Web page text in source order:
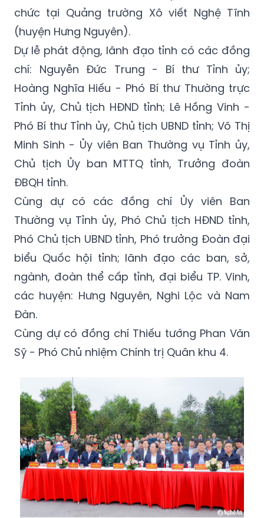
chức tại Quảng trường Xô viết Nghệ Tĩnh
(huyện Hưng Nguyên).
Dự lễ phát động, lãnh đạo tỉnh có các đồng
chí: Nguyễn Đức Trung - Bí thư Tỉnh ủy;
Hoàng Nghĩa Hiếu - Phó Bí thư Thường trực
Tỉnh ủy, Chủ tịch HĐND tỉnh; Lê Hồng Vinh -
Phó Bí thư Tỉnh ủy, Chủ tịch UBND tỉnh; Võ Thị
Minh Sinh - Ủy viên Ban Thường vụ Tỉnh ủy,
Chủ tịch Ủy ban MTTQ tỉnh, Trưởng đoàn
ĐBQH tỉnh.
Cùng dự có các đồng chí Ủy viên Ban
Thường vụ Tỉnh ủy, Phó Chủ tịch HĐND tỉnh,
Phó Chủ tịch UBND tỉnh, Phó trưởng Đoàn đại
biểu Quốc hội tỉnh; lãnh đạo các ban, sở,
ngành, đoàn thể cấp tỉnh, đại biểu TP. Vinh,
các huyện: Hưng Nguyên, Nghi Lộc và Nam
Đàn.
Cùng dự có đồng chí Thiếu tướng Phan Văn
Sỹ - Phó Chủ nhiệm Chính trị Quân khu 4.